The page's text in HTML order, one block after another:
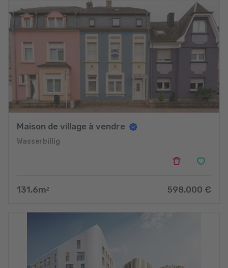
Maison de village à vendre
Wasserbillig
131.6m 2 598.000 €